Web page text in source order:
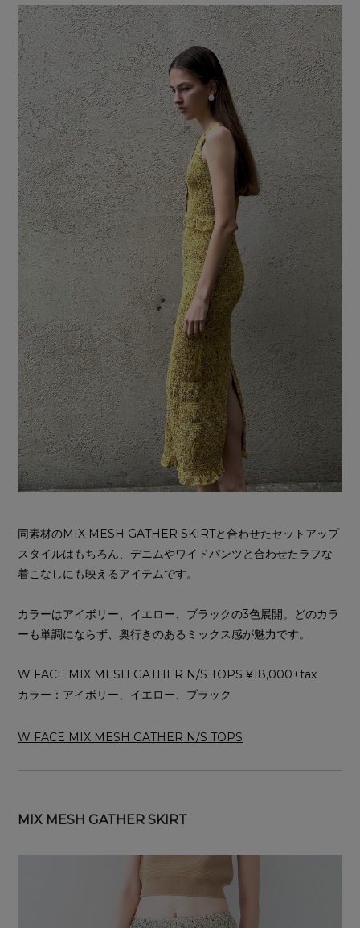
同素材のMIX MESH GATHER SKIRTと合わせたセットアップ
スタイルはもちろん、デニムやワイドパンツと合わせたラフな
着こなしにも映えるアイテムです。
カラーはアイボリー、イエロー、ブラックの3色展開。どのカラ
ーも単調にならず、奥行きのあるミックス感が魅力です。
W FACE MIX MESH GATHER N/S TOPS ¥18,000+tax
カラー：アイボリー、イエロー、ブラック
W FACE MIX MESH GATHER N/S TOPS
MIX MESH GATHER SKIRT